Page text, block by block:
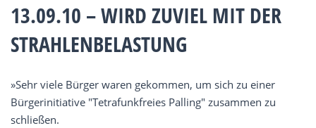
13.09.10 – WIRD ZUVIEL MIT DER
STRAHLENBELASTUNG
»Sehr viele Bürger waren gekommen, um sich zu einer
Bürgerinitiative "Tetrafunkfreies Palling" zusammen zu
schließen.